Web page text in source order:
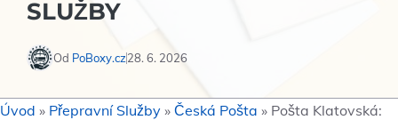
SLUŽBY
Od PoBoxy.cz28. 6. 2026
Úvod » Přepravní Služby » Česká Pošta » Pošta Klatovská: